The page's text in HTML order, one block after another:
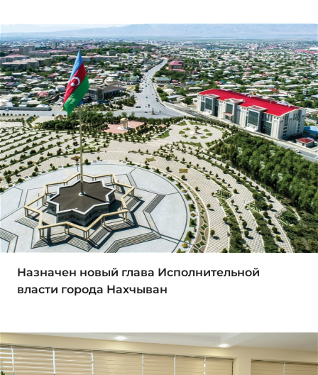
Назначен новый глава Исполнительной
власти города Нахчыван